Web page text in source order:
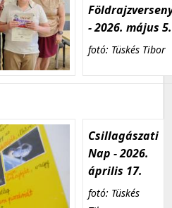
- 2026. május 5.
fotó: Tüskés Tibor
Csillagászati
Nap - 2026.
április 17.
fotó: Tüskés